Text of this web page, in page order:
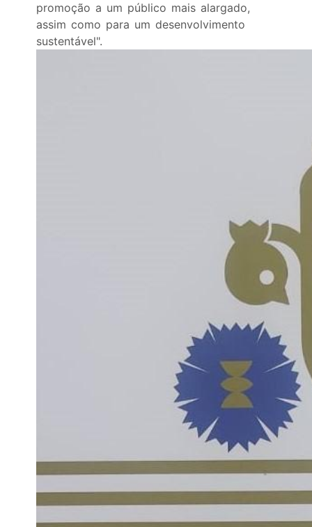
promoção a um público mais alargado,
assim como para um desenvolvimento
sustentável".